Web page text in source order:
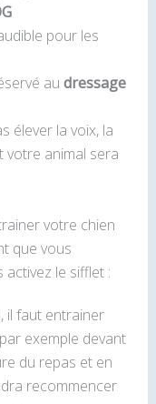
pour les
au dressage
élever la voix, la
votre animal sera
votre chien
que vous
le sifflet :
il faut entrainer
exemple devant
du repas et en
recommencer